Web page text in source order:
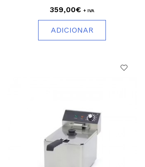
359,00€ + IVA
ADICIONAR